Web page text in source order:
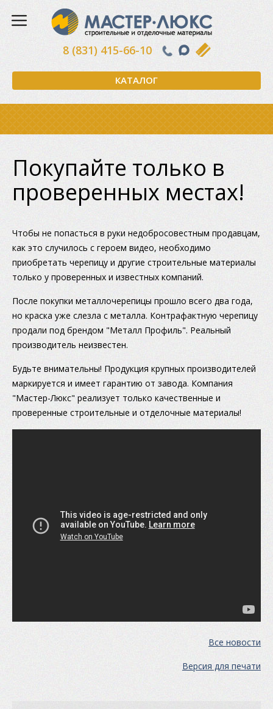
КАТАЛОГ
8 (831) 415-66-10
Покупайте только в
проверенных местах!
Чтобы не попасться в руки недобросовестным продавцам,
как это случилось с героем видео, необходимо
приобретать черепицу и другие строительные материалы
только у проверенных и известных компаний.
После покупки металлочерепицы прошло всего два года,
но краска уже слезла с металла. Контрафактную черепицу
продали под брендом "Металл Профиль". Реальный
производитель неизвестен.
Будьте внимательны! Продукция крупных производителей
маркируется и имеет гарантию от завода. Компания
"Мастер-Люкс" реализует только качественные и
проверенные строительные и отделочные материалы!
Все новости
Версия для печати